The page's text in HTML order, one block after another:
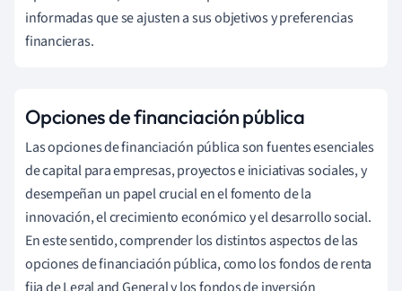
informadas que se ajusten a sus objetivos y preferencias
financieras.
Opciones de financiación pública
Las opciones de financiación pública son fuentes esenciales
de capital para empresas, proyectos e iniciativas sociales, y
desempeñan un papel crucial en el fomento de la
innovación, el crecimiento económico y el desarrollo social.
En este sentido, comprender los distintos aspectos de las
opciones de financiación pública, como los fondos de renta
fija de Legal and General y los fondos de inversión